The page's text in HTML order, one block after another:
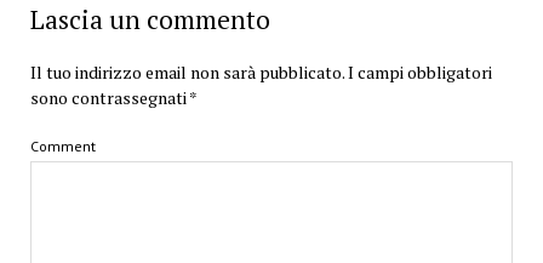
Lascia un commento
Il tuo indirizzo email non sarà pubblicato.I campi obbligatori
sono contrassegnati *
Comment